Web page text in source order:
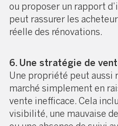
ou proposer un rapport
peut rassurer les
réelle des rénovations.
6. Une stratégie de
Une propriété peut aussi
marché simplement en
vente inefficace. Cela
visibilité, une mauvaise